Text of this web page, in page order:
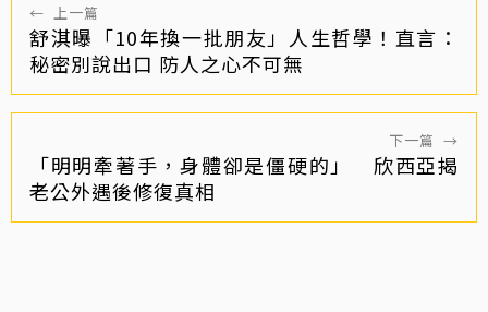
← 上一篇
舒淇曝「10年換一批朋友」人生哲學！直言：
秘密別說出口 防人之心不可無
下一篇 →
「明明牽著手，身體卻是僵硬的」 欣西亞揭
老公外遇後修復真相